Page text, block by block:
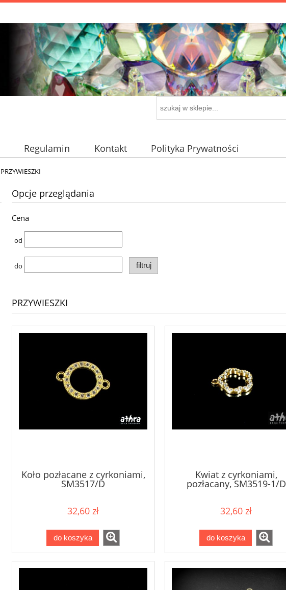
Regulamin Kontakt Polityka Prywatności
PRZYWIESZKI
Opcje przeglądania
Cena
od
do filtruj
PRZYWIESZKI
Koło pozłacane z cyrkoniami,
SM3517/D
32,60 zł
do koszyka
Kwiat z cyrkoniami,
pozłacany, SM3519-1/D
32,60 zł
do koszyka